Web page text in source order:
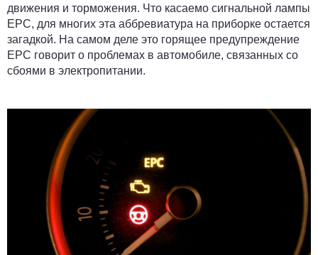
движения и торможения. Что касаемо сигнальной лампы
ЕРС, для многих эта аббревиатура на приборке остается
загадкой. На самом деле это горящее предупреждение
ЕРС говорит о проблемах в автомобиле, связанных со
сбоями в электропитании.